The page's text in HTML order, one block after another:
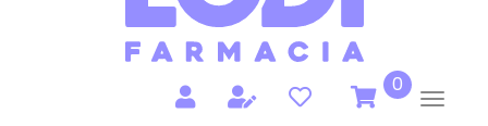
0prodotti
inseriti